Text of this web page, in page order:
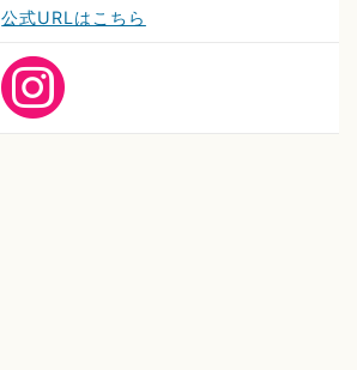
公式URLはこちら